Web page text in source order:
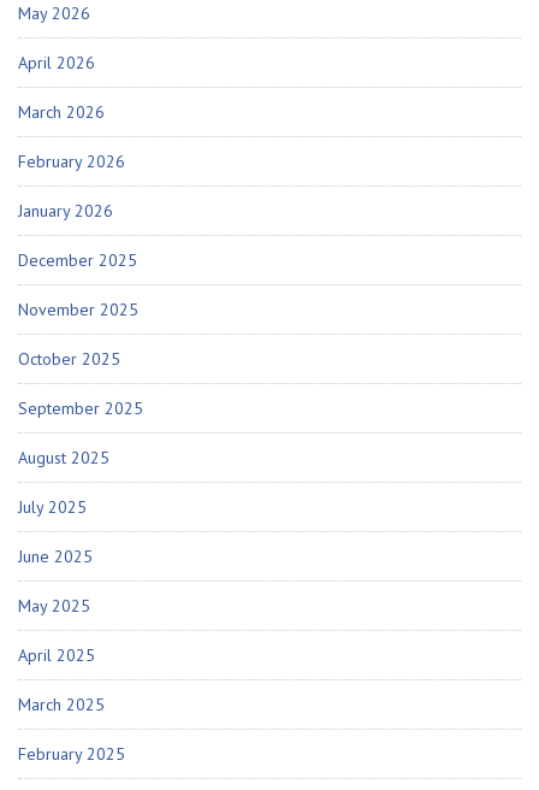
May 2026
April 2026
March 2026
February 2026
January 2026
December 2025
November 2025
October 2025
September 2025
August 2025
July 2025
June 2025
May 2025
April 2025
March 2025
February 2025